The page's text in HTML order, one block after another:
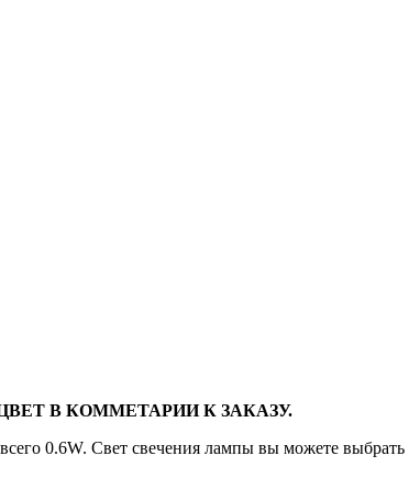
В КОММЕТАРИИ К ЗАКАЗУ.
0.6W. Свет свечения лампы вы можете выбрать